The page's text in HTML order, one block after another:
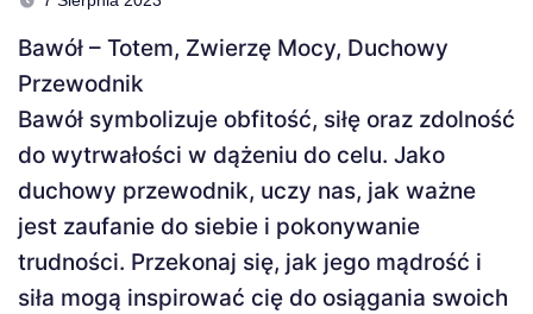
Bawół – Totem, Zwierzę Mocy, Duchowy
Przewodnik
Bawół symbolizuje obfitość, siłę oraz zdolność
do wytrwałości w dążeniu do celu. Jako
duchowy przewodnik, uczy nas, jak ważne
jest zaufanie do siebie i pokonywanie
trudności. Przekonaj się, jak jego mądrość i
siła mogą inspirować cię do osiągania swoich